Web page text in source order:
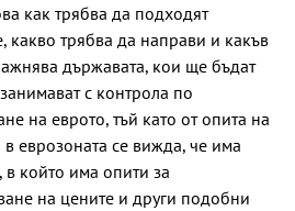
как трябва да подходят
какво трябва да направи и какъв
държавата, кои ще бъдат
с контрола по
на еврото, тъй като от опита на
еврозоната се вижда, че има
който има опити за
на цените и други подобни